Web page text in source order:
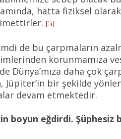
hatta fiziksel
[5]
de bu çarpmaların
korunmamıza
Dünya’mıza daha çok
bir şekilde
devam etmektedir.
boyun eğdirdi. Şüphesiz